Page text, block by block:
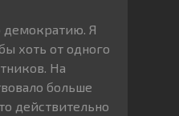
демократию. Я
хоть от одного
На
больше
действительно